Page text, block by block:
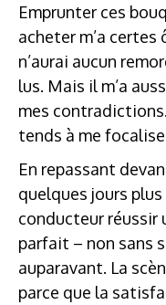
Emprunter ces
acheter m’a certes
n’aurai aucun
lus. Mais il m’a
mes
tends à me
En repassant
quelques jours plus
conducteur réussir
parfait – non sans
auparavant. La
parce que la